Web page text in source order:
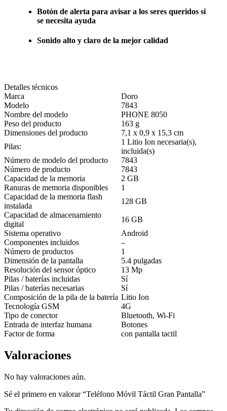
Botón de alerta para avisar a los seres queridos si
se necesita ayuda
Sonido alto y claro de la mejor calidad
Detalles técnicos
Marca
Doro
Modelo
7843
Nombre del modelo
PHONE 8050
Peso del producto
163 g
Dimensiones del producto
7,1 x 0,9 x 15,3 cm
Pilas:
1 Litio Ion necesaria(s),
incluida(s)
Número de modelo del producto
7843
Número de producto
7843
Capacidad de la memoria
2 GB
Ranuras de memoria disponibles
1
Capacidad de la memoria flash
instalada
128 GB
Capacidad de almacenamiento
digital
16 GB
Sistema operativo
Android
Componentes incluidos
–
Número de productos
1
Dimensión de la pantalla
5.4 pulgadas
Resolución del sensor óptico
13 Mp
Pilas / baterías incluidas
Sí
Pilas / baterías necesarias
Sí
Composición de la pila de la batería Litio Ion
Tecnología GSM
4G
Tipo de conector
Bluetooth, Wi-Fi
Entrada de interfaz humana
Botones
Factor de forma
con pantalla tactil
Valoraciones
No hay valoraciones aún.
Sé el primero en valorar “Teléfono Móvil Táctil Gran Pantalla”